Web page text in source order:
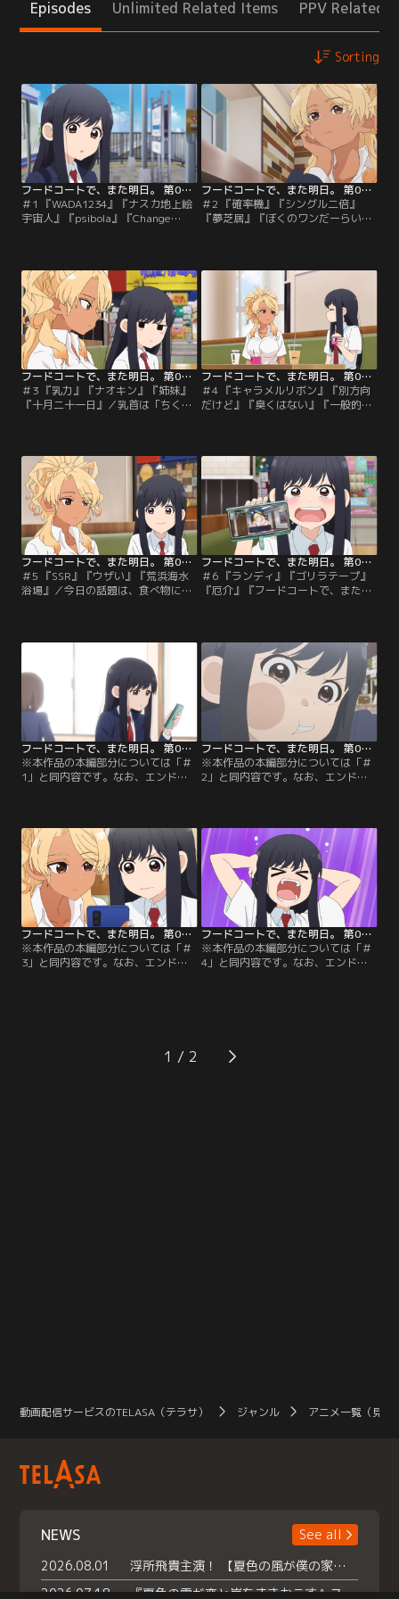
Episodes Unlimited Related Items PPV Related
Sorting
フードコートで、また明日。 第01話
＃1 『WADA1234』『ナスカ地上絵
宇宙人』『psibola』『Change
せない！」と、ソシャゲのキャラク
ター・エイベル公爵をSNS上で叩い
ていた和田は、その投稿を見たファ
ンたちによってアカウントを炎上さ
れるが…。
フードコートで、また明日。 第02話
＃2 『確率機』『シングル二倍』
『夢芝居』『ぼくのワンだーらい
とも知らず、必死の形相でクレーン
ゲームに挑んでいた。山本がそっと
和田に近づくと、とあるフィギュア
を獲得しようと頑張っているところ
を目撃する……。
フードコートで、また明日。 第03話
＃3 『乳力』『ナオキン』『姉妹』
『十月二十一日』／乳首は「ちく
から、「にゅうくび」ではダメなの
か？素朴な和田の質問から始まっ
た、今日の雑談。女子高生が2人で
乳の話で盛り上がるのはどうなのか
と山本からたしなめられながら
も…。
フードコートで、また明日。 第04話
＃4 『キャラメルリボン』『別方向
だけど』『臭くはない』『一般的和
も今日とて、和田が歯医者に行きた
くないとゴネているのだった。音も
嫌だし、神経を触られて痛くなるの
も嫌！そんな話を聞きながら、山本
も痛くなって手を上げてもどうにも
されなかったと愚痴り出す。
フードコートで、また明日。 第05話
＃5 『SSR』『ウザい』『荒浜海水
浴場』／今日の話題は、食べ物にか
わせだが、それぞれ熱弁する2人。
そんな二人は卵焼きに砂糖という組
み合わせで手を組み合うのだった。
その後和田がマンガの気になること
を言い出したりと別の話題に移りつ
つ…。
フードコートで、また明日。 第06話
＃6 『ランディ』『ゴリラテープ』
『厄介』『フードコートで、また明
ベル公爵に会えなくなってしまう辛
さを山本に説き始めるのだが、彼女
は新しい推しを見つければいいので
はと返す。ただ、そう簡単に次の最
推しを決められるわけがない！
フードコートで、また明日。 第01話 アンコール放送
※本作品の本編部分については「＃
1」と同内容です。なお、エンドロ
『WADA1234』『ナスカ地上絵 宇宙
人』『psibola』『Change before
you have to』／放課後いつものよ
うに駅を降り、フードコートに集ま
った2人。
フードコートで、また明日。 第02話 アンコール放送
※本作品の本編部分については「＃
2」と同内容です。なお、エンドロ
機』『シングル二倍』『夢芝居』
『ぼくのワンだーらいふ』／山本は
フードコートの隣にあるゲームコー
ナーで、和田の姿を見つける。和田
は山本に見られているとも知ら
ず…。
フードコートで、また明日。 第03話 アンコール放送
※本作品の本編部分については「＃
3」と同内容です。なお、エンドロ
字では「ちち」なのに、何故「ちち
くび」とは言わないのか？豆乳は
フードコートで、また明日。 第04話 アンコール放送
※本作品の本編部分については「＃
4」と同内容です。なお、エンドロ
太陽が降りしきる頃--といっても、
和田と山本がフードコートに集まる
1
動画配信サービスのTELASA（テラサ） ジャンル アニメ一覧（見放
NEWS
See all
2026.08.01
浮所飛貴主演！ 【夏色の風が僕の家にやってきた】 本日よりテラサで独占配信スタート！
2026.07.18
『夏色の雲が恋と嵐をまきおこす』スペシャルメイキング 【Part1】2026年７月18日（土）23時30分～配信スタート！話題のシーンの裏側を大公開！豪華キャスト大集合！ 『武宮家 真夏の家族会議』開催！